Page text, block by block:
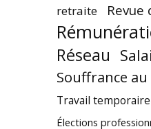
retraite Revue
Réseau
Souffrance
Travail temporaire
Élections